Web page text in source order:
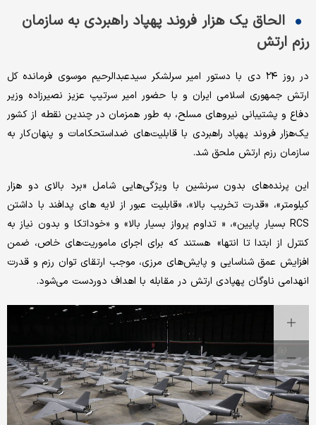
الحاق یک هزار فروند پهپاد راهبردی به سازمان
رزم ارتش
در روز ۲۴ دی با دستور امیر سرلشکر سیدعبدالرحیم موسوی فرمانده کل
ارتش جمهوری اسلامی ایران و با حضور امیر سرتیپ عزیز نصیرزاده وزیر
دفاع و پشتیبانی نیروهای مسلح، به طور همزمان در چندین نقطه از کشور
یک‌هزار فروند پهپاد راهبردی با قابلیت‌های ضداستحکامات و پنهان‌کار به
سازمان رزم ارتش ملحق شد.
این پرنده‌های بدون سرنشین با ویژگی‌هایی شامل «برد بالای دو هزار
کیلومتر»، «قدرت تخریب بالا»، «قابلیت عبور از لایه های پدافند با داشتن
RCS بسیار پایین»، « تداوم پرواز بسیار بالا» و «خوداتکا و بدون نیاز به
کنترل از ابتدا تا انتها» هستند که برای اجرای ماموریت‌های خاص، ضمن
افزایش عمق شناسایی و پایش‌های مرزی، موجب ارتقای توان رزم و قدرت
انهدامی ناوگان پهپادی ارتش در مقابله با اهداف دوردست می‌شود.